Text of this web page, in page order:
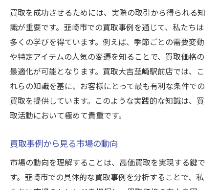
買取を成功させるためには、実際の取引から得られる知
識が重要です。韮崎市での買取事例を通じて、私たちは
多くの学びを得ています。例えば、季節ごとの需要変動
や特定アイテムの人気の変遷を知ることで、買取価格の
最適化が可能となります。買取大吉韮崎駅前店では、こ
れらの知識を基に、お客様にとって最も有利な条件での
買取を提供しています。このような実践的な知識は、買
取活動において極めて貴重です。
買取事例から見る市場の動向
市場の動向を理解することは、高価買取を実現する鍵で
す。韮崎市での具体的な買取事例を分析することで、私